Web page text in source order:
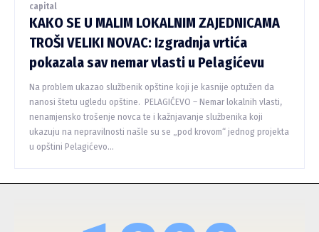
capital
KAKO SE U MALIM LOKALNIM ZAJEDNICAMA
TROŠI VELIKI NOVAC: Izgradnja vrtića
pokazala sav nemar vlasti u Pelagićevu
Na problem ukazao službenik opštine koji je kasnije optužen da
nanosi štetu ugledu opštine. PELAGIĆEVO – Nemar lokalnih vlasti,
nenamjensko trošenje novca te i kažnjavanje službenika koji
ukazuju na nepravilnosti našle su se „pod krovom“ jednog projekta
u opštini Pelagićevo...